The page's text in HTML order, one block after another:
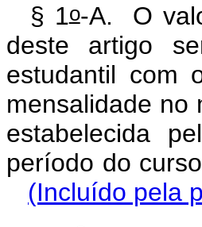
§ 1o-A. O
deste artigo
estudantil com
mensalidade no
estabelecida
período do
(Incluído pela